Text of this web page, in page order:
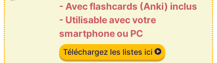
- Avec flashcards (Anki) inclus
- Utilisable avec votre
smartphone ou PC
Téléchargez les listes ici